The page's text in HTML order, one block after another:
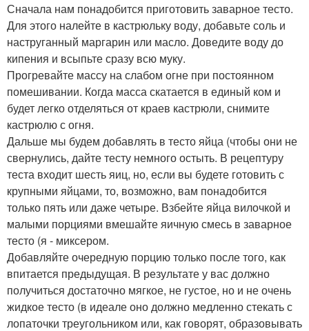
Сначала нам понадобится приготовить заварное тесто.
Для этого налейте в кастрюльку воду, добавьте соль и
наструганный маргарин или масло. Доведите воду до
кипения и всыпьте сразу всю муку.
Прогревайте массу на слабом огне при постоянном
помешивании. Когда масса скатается в единый ком и
будет легко отделяться от краев кастрюли, снимите
кастрюлю с огня.
Дальше мы будем добавлять в тесто яйца (чтобы они не
свернулись, дайте тесту немного остыть. В рецептуру
теста входит шесть яиц, но, если вы будете готовить с
крупными яйцами, то, возможно, вам понадобится
только пять или даже четыре. Взбейте яйца вилочкой и
малыми порциями вмешайте яичную смесь в заварное
тесто (я - миксером.
Добавляйте очередную порцию только после того, как
впитается предыдущая. В результате у вас должно
получиться достаточно мягкое, не густое, но и не очень
жидкое тесто (в идеале оно должно медленно стекать с
лопаточки треугольником или, как говорят, образовывать